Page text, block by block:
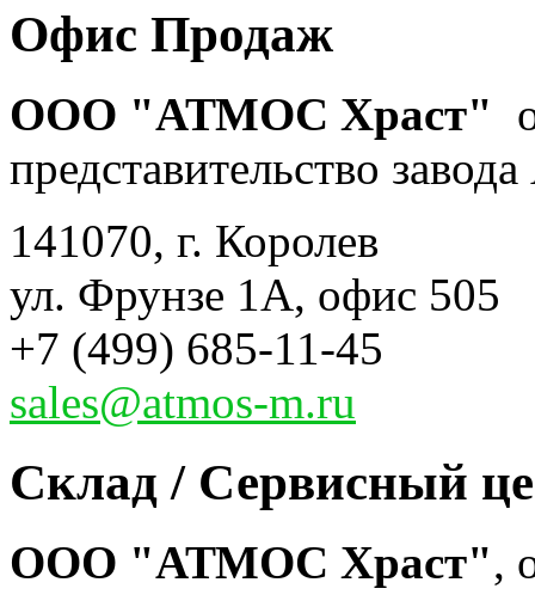
Офис Продаж
ООО "АТМОС Храст"
представительство
141070, г. Королев
ул. Фрунзе 1А, офис 505
+7 (499) 685-11-45
sales@atmos-m.ru
Склад / Сервисный
ООО "АТМОС Храст",